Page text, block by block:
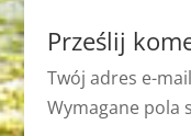
Prześlij
Twój adres e-
Wymagane pola